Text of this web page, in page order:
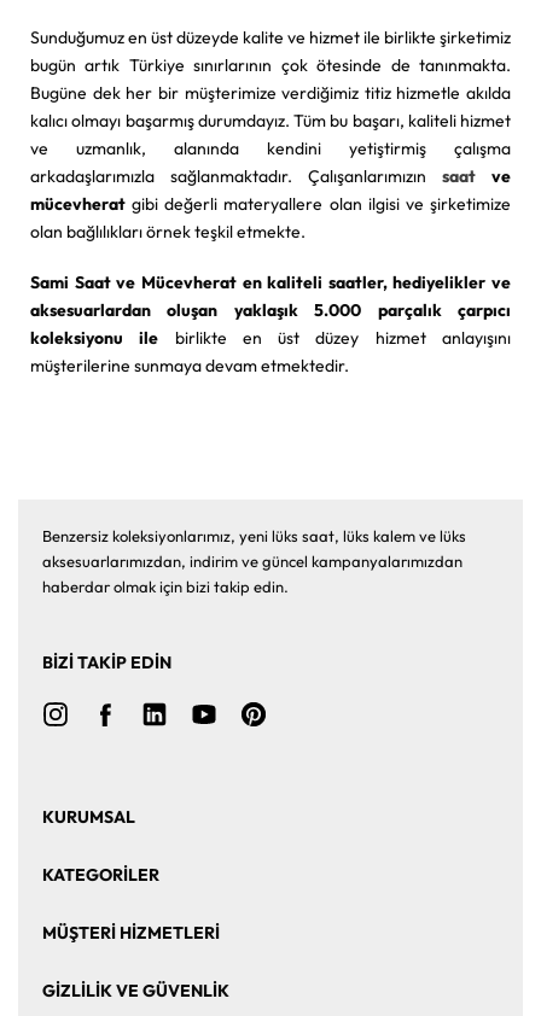
Sunduğumuz en üst düzeyde kalite ve hizmet ile birlikte şirketimiz
bugün artık Türkiye sınırlarının çok ötesinde de tanınmakta.
Bugüne dek her bir müşterimize verdiğimiz titiz hizmetle akılda
kalıcı olmayı başarmış durumdayız. Tüm bu başarı, kaliteli hizmet
ve uzmanlık, alanında kendini yetiştirmiş çalışma
arkadaşlarımızla sağlanmaktadır. Çalışanlarımızın saat ve
mücevherat gibi değerli materyallere olan ilgisi ve şirketimize
olan bağlılıkları örnek teşkil etmekte.
Sami Saat ve Mücevherat en kaliteli saatler, hediyelikler ve
aksesuarlardan oluşan yaklaşık 5.000 parçalık çarpıcı
koleksiyonu ile birlikte en üst düzey hizmet anlayışını
müşterilerine sunmaya devam etmektedir.
Benzersiz koleksiyonlarımız, yeni lüks saat, lüks kalem ve lüks
aksesuarlarımızdan, indirim ve güncel kampanyalarımızdan
haberdar olmak için bizi takip edin.
BİZİ TAKİP EDİN
KURUMSAL
KATEGORİLER
Kalem ve Aksesuar
MÜŞTERİ HİZMETLERİ
GİZLİLİK VE GÜVENLİK